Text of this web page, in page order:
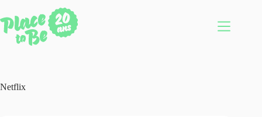
au
contenu
Netflix